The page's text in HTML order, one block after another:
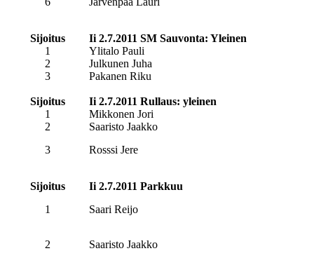
Sijoitus
Ii 2.7.2011 SM Sauvonta: Yleinen
1
Ylitalo Pauli
2
Julkunen Juha
3
Pakanen Riku
Sijoitus
Ii 2.7.2011 Rullaus: yleinen
1
Mikkonen Jori
2
Saaristo Jaakko
3
Rosssi Jere
Sijoitus
Ii 2.7.2011 Parkkuu
1
Saari Reijo
2 Saaristo Jaakko